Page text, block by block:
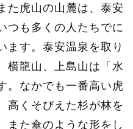
た虎山の山麓は、泰安
つも多くの人たちでに
ます。泰安温泉を取り
横龍山、上島山は「水
。なかでも一番高い虎
高くそびえた杉が林を
また傘のような形をし